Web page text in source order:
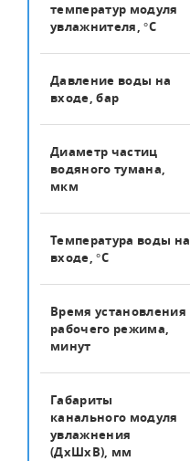
температур модуля
увлажнителя, °C
Давление воды на
входе, бар
Диаметр частиц
водяного тумана,
мкм
Температура воды на
входе, °C
Время установления
рабочего режима,
минут
Габариты
канального модуля
увлажнения
(ДхШхВ), мм